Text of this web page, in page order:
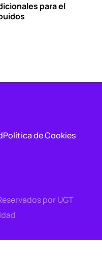
para el
Política de Cookies
por UGT